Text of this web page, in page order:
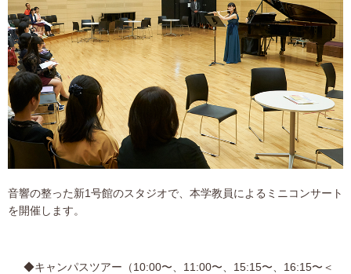
音響の整った新1号館のスタジオで、本学教員によるミニコンサート
を開催します。
◆キャンパスツアー（10:00〜、11:00〜、15:15〜、16:15〜＜